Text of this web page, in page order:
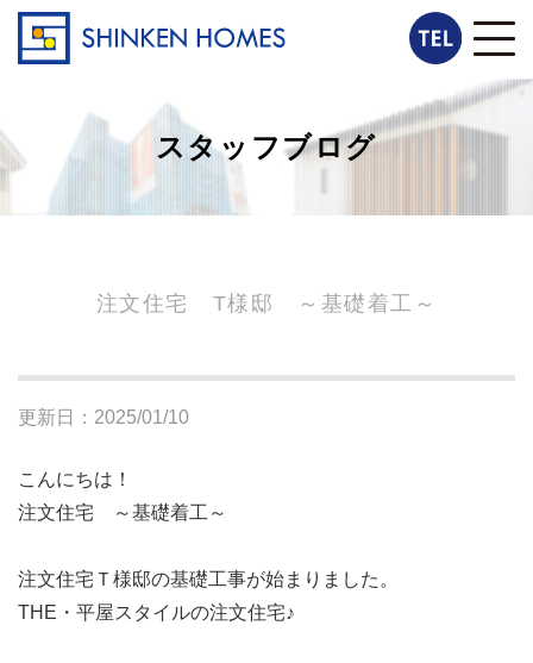
スタッフブログ
注文住宅 T様邸 ～基礎着工～
更新日：2025/01/10
こんにちは！
注文住宅 ～基礎着工～
注文住宅Ｔ様邸の基礎工事が始まりました。
THE・平屋スタイルの注文住宅♪